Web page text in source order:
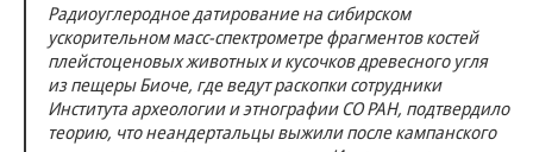
Радиоуглеродное датирование на сибирском
ускорительном масс-спектрометре фрагментов костей
плейстоценовых животных и кусочков древесного угля
из пещеры Биоче, где ведут раскопки сотрудники
Института археологии и этнографии СО РАН, подтвердило
теорию, что неандертальцы выжили после кампанского